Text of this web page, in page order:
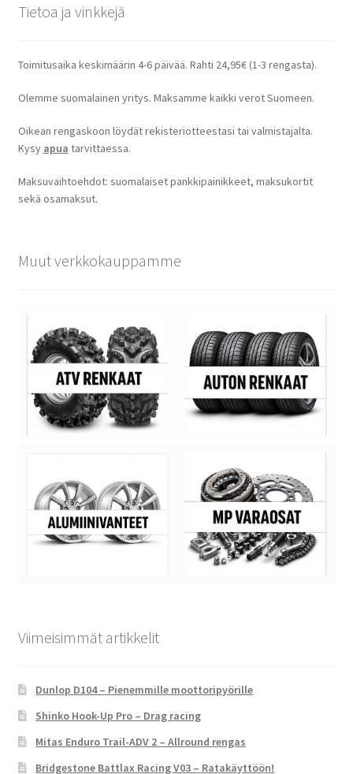
Tietoa ja vinkkejä
Toimitusaika keskimäärin 4-6 päivää. Rahti 24,95€ (1-3 rengasta).
Olemme suomalainen yritys. Maksamme kaikki verot Suomeen.
Oikean rengaskoon löydät rekisteriotteestasi tai valmistajalta.
Kysy apua tarvittaessa.
Maksuvaihtoehdot: suomalaiset pankkipainikkeet, maksukortit
sekä osamaksut.
Muut verkkokauppamme
Viimeisimmät artikkelit
Dunlop D104 – Pienemmille moottoripyörille
Shinko Hook-Up Pro – Drag racing
Mitas Enduro Trail-ADV 2 – Allround rengas
Bridgestone Battlax Racing V03 – Ratakäyttöön!